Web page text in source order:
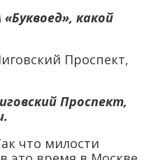
«Буквоед», какой
Проспект,
Проспект,
.
что милости